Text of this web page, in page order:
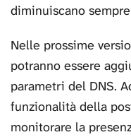
diminuiscano
Nelle prossime
potranno essere
parametri del DNS.
funzionalità della
monitorare la